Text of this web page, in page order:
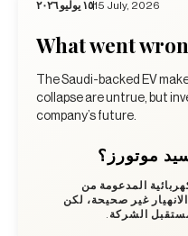
١٥ يوليو ٢٠٢٦15 July, 2026
What went
The Saudi-backed EV
collapse are untrue, but
company’s future.
موتورز؟
المدعومة من
غير صحيحة، لكن
الشركة.